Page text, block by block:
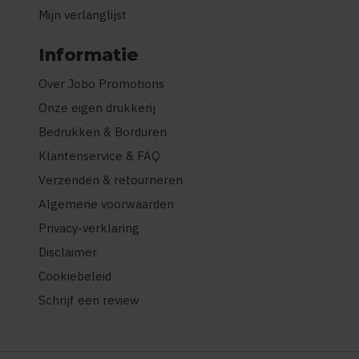
Mijn verlanglijst
Informatie
Over Jobo Promotions
Onze eigen drukkerij
Bedrukken & Borduren
Klantenservice & FAQ
Verzenden & retourneren
Algemene voorwaarden
Privacy-verklaring
Disclaimer
Cookiebeleid
Schrijf een review